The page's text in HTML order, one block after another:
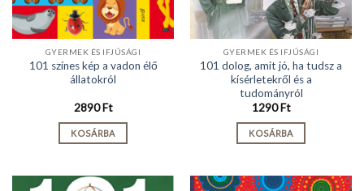
GYERMEK ÉS IFJÚSÁGI
101 színes kép a vadon élő
állatokról
2890Ft
KOSÁRBA
GYERMEK ÉS IFJÚSÁGI
101 dolog, amit jó, ha tudsz a
kísérletekről és a
tudományról
1290Ft
KOSÁRBA